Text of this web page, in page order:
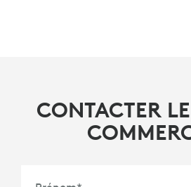
CONTACTER